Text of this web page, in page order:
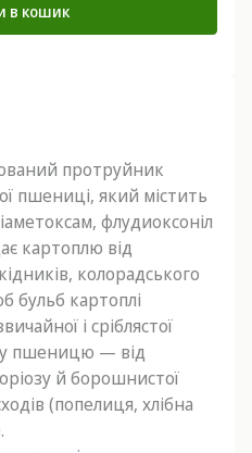
в кошик
протруйник
пшениці, який містить
флудиоксоніл
картоплю від
колорадського
бульб картоплі
і сріблястої
пшеницю — від
й борошнистої
(попелиця, хлібна